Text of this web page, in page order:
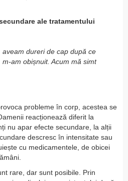
ale tratamentului
dureri de cap după ce
am obișnuit. Acum mă simt
probleme în corp, acestea se
reacționează diferit la
nu apar efecte secundare, la alții
descresc în intensitate sau
cu medicamentele, de obicei
rare, dar sunt posibile. Prin